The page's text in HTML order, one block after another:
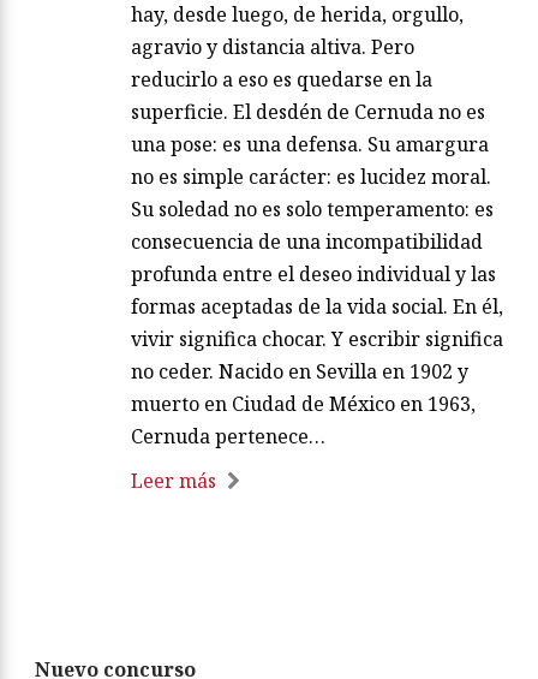
hay, desde luego, de herida, orgullo,
agravio y distancia altiva. Pero
reducirlo a eso es quedarse en la
superficie. El desdén de Cernuda no es
una pose: es una defensa. Su amargura
no es simple carácter: es lucidez moral.
Su soledad no es solo temperamento: es
consecuencia de una incompatibilidad
profunda entre el deseo individual y las
formas aceptadas de la vida social. En él,
vivir significa chocar. Y escribir significa
no ceder. Nacido en Sevilla en 1902 y
muerto en Ciudad de México en 1963,
Cernuda pertenece…
Leer más
Nuevo concurso